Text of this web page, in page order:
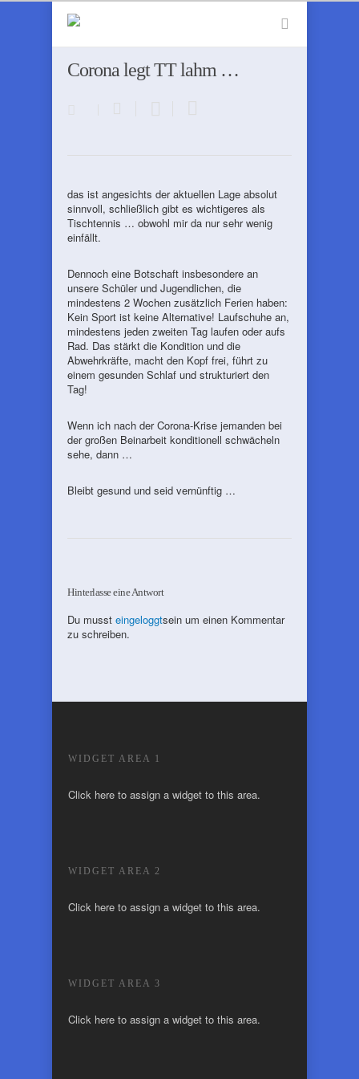
Corona legt TT lahm …
das ist angesichts der aktuellen Lage absolut
sinnvoll, schließlich gibt es wichtigeres als
Tischtennis … obwohl mir da nur sehr wenig
einfällt.
Dennoch eine Botschaft insbesondere an
unsere Schüler und Jugendlichen, die
mindestens 2 Wochen zusätzlich Ferien haben:
Kein Sport ist keine Alternative! Laufschuhe an,
mindestens jeden zweiten Tag laufen oder aufs
Rad. Das stärkt die Kondition und die
Abwehrkräfte, macht den Kopf frei, führt zu
einem gesunden Schlaf und strukturiert den
Tag!
Wenn ich nach der Corona-Krise jemanden bei
der großen Beinarbeit konditionell schwächeln
sehe, dann …
Bleibt gesund und seid vernünftig …
Hinterlasse eine Antwort
Du musst eingeloggtsein um einen Kommentar
zu schreiben.
WIDGET AREA 1
Click here to assign a widget to this area.
WIDGET AREA 2
Click here to assign a widget to this area.
WIDGET AREA 3
Click here to assign a widget to this area.